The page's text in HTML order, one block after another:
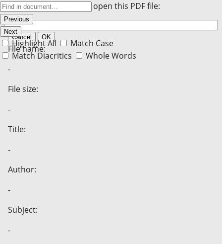
Previous
Next
Highlight All
Match Case
Match Diacritics
Whole Words
Enter the password to open this PDF file:
Cancel OK
File name:
-
File size:
-
Title:
-
Author:
-
Subject:
-